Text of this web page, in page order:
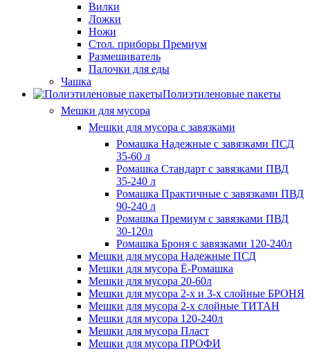
Вилки
Ложки
Ножи
Стол. приборы Премиум
Размешиватель
Палочки для еды
Чашка
Полиэтиленовые пакеты
Мешки для мусора
Мешки для мусора с завязками
Ромашка Надежные с завязками ПСД
35-60 л
Ромашка Стандарт с завязками ПВД
35-240 л
Ромашка Практичные с завязками ПВД
90-240 л
Ромашка Премиум с завязками ПВД
30-120л
Ромашка Броня с завязками 120-240л
Мешки для мусора Надежные ПСД
Мешки для мусора Ё-Ромашка
Мешки для мусора 20-60л
Мешки для мусора 2-х и 3-х слойные БРОНЯ
Мешки для мусора 2-х слойные ТИТАН
Мешки для мусора 120-240л
Мешки для мусора Пласт
Мешки для мусора ПРОФИ